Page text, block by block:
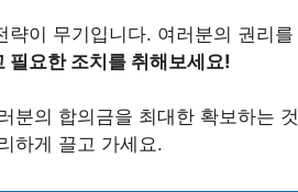
략이 무기입니다. 여러분의 권리
필요한 조치를 취해보세요!
분의 합의금을 최대한 확보하는
하게 끌고 가세요.